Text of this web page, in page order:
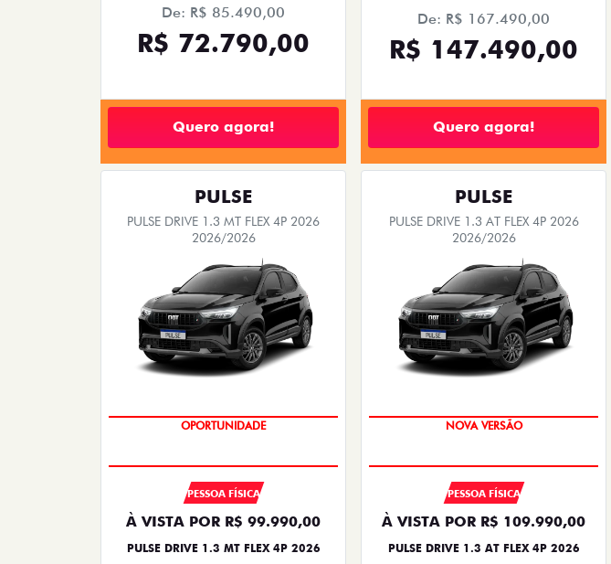
De: R$ 85.490,00
R$ 72.790,00
Quero agora!
De: R$ 167.490,00
R$ 147.490,00
Quero agora!
PULSE
PULSE DRIVE 1.3 MT FLEX 4P 2026
2026/2026
NOVA VERSÃO
PESSOA FÍSICA
À VISTA POR R$ 99.990,00
PULSE DRIVE 1.3 MT FLEX 4P 2026
PULSE
PULSE DRIVE 1.3 AT FLEX 4P 2026
2026/2026
PREÇO IMPERDÍVEL
PESSOA FÍSICA
À VISTA POR R$ 109.990,00
PULSE DRIVE 1.3 AT FLEX 4P 2026